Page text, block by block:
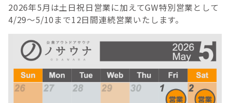
2026年5月は土日祝日営業に加えてGW特別営業として
4/29〜5/10まで12日間連続営業いたします。